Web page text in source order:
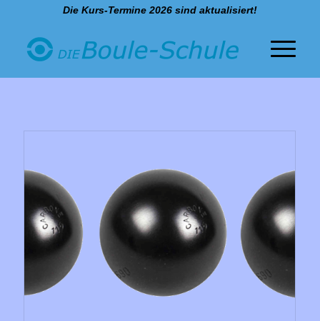
Die Kurs-Termine 2026 sind aktualisiert!